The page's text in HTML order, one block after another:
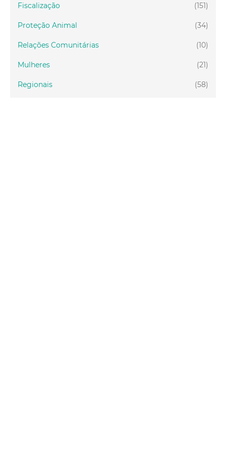
(151)
Fiscalização
(34)
Proteção Animal
(10)
Relações Comunitárias
(21)
Mulheres
(58)
Regionais